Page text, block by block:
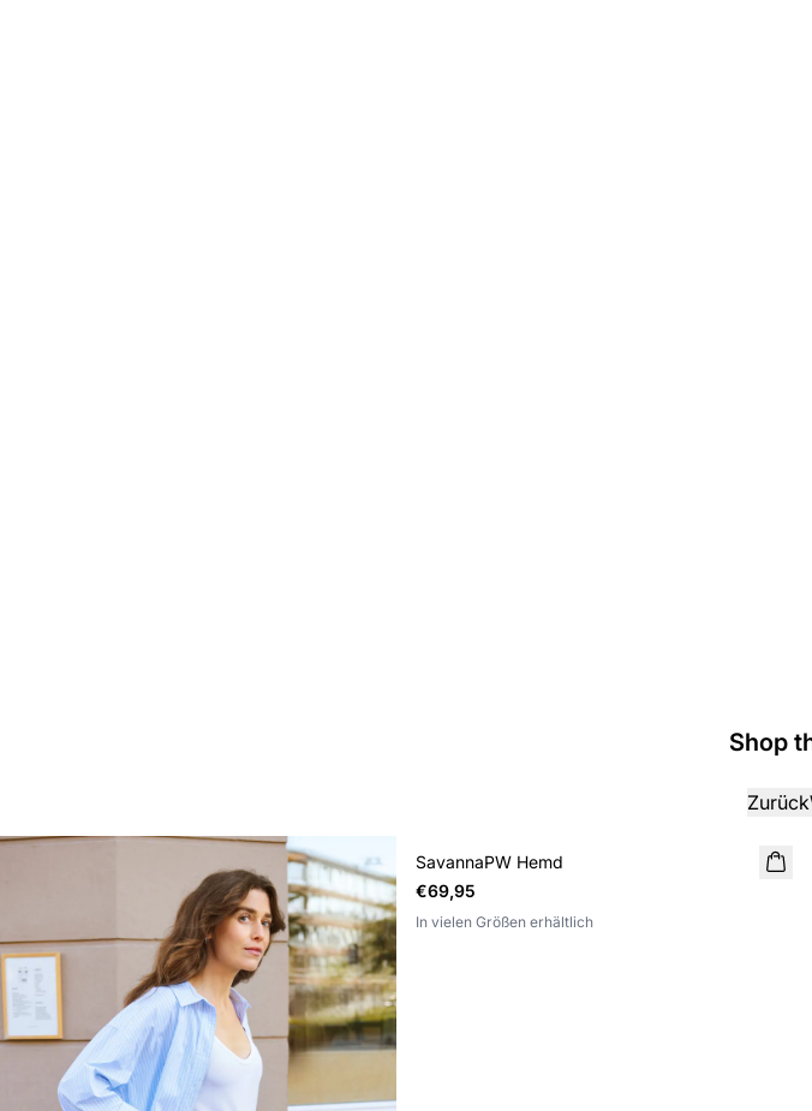
Shop
Zurück
SavannaPW Hemd
€69,95
In vielen Größen erhältlich